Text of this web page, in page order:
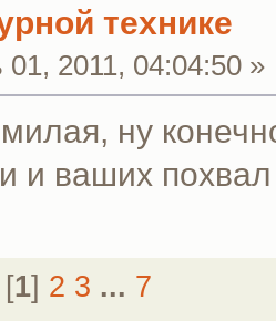
технике
2011, 04:04:50 »
ну
и ваших
1] 2 3 ... 7